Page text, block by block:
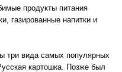
продукты питания
газированные напитки и
три вида самых популярных
картошка. Позже был